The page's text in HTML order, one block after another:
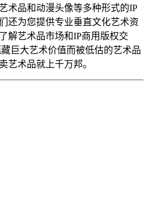
术品和动漫头像等多种形式的IP
还为您提供专业垂直文化艺术资
解艺术品市场和IP商用版权交
巨大艺术价值而被低估的艺术品
艺术品就上千万邦。